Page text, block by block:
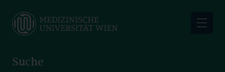
main
Suche